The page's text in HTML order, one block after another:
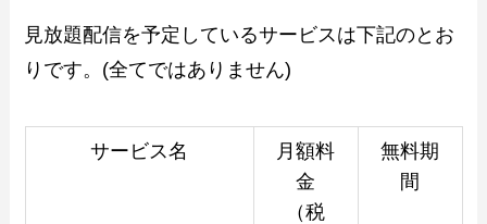
見放題配信を予定しているサービスは下記のとお
りです。(全てではありません)
サービス名
月額料
金
（税
無料期
間